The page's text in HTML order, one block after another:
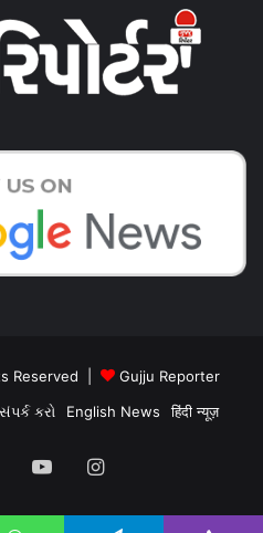
Reserved |
Gujju Reporter
સંપર્ક કરો English News हिंदी न्यूज़
Twitter YouTubeInstagram